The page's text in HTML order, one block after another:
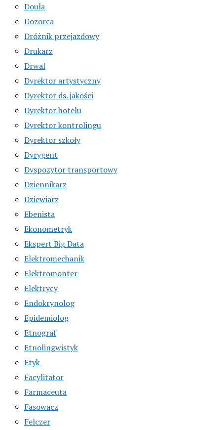
Doula
Dozorca
Dróżnik przejazdowy
Drukarz
Drwal
Dyrektor artystyczny
Dyrektor ds. jakości
Dyrektor hotelu
Dyrektor kontrolingu
Dyrektor szkoły
Dyrygent
Dyspozytor transportowy
Dziennikarz
Dziewiarz
Ebenista
Ekonometryk
Ekspert Big Data
Elektromechanik
Elektromonter
Elektrycy
Endokrynolog
Epidemiolog
Etnograf
Etnolingwistyk
Etyk
Facylitator
Farmaceuta
Fasowacz
Felczer